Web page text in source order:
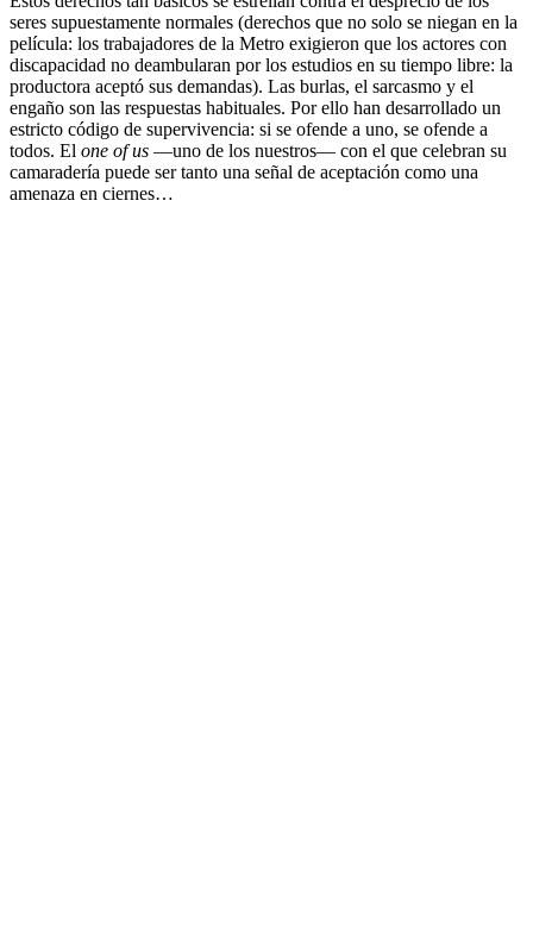
seres supuestamente normales (derechos que no solo se niegan en la
película: los trabajadores de la Metro exigieron que los actores con
discapacidad no deambularan por los estudios en su tiempo libre: la
productora aceptó sus demandas). Las burlas, el sarcasmo y el
engaño son las respuestas habituales. Por ello han desarrollado un
estricto código de supervivencia: si se ofende a uno, se ofende a
todos. El one of us —uno de los nuestros— con el que celebran su
camaradería puede ser tanto una señal de aceptación como una
amenaza en ciernes…